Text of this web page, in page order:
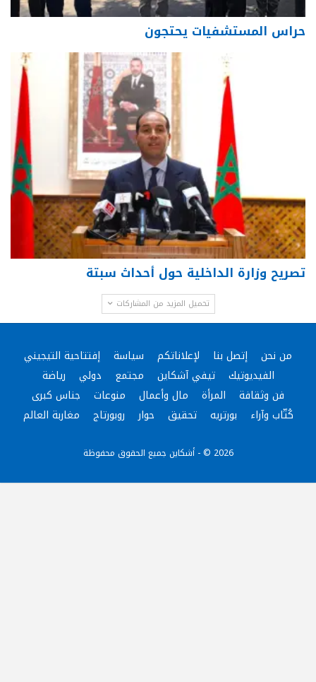
حراس المستشفيات يحتجون
تصريح وزارة الداخلية حول أحداث سبتة
تحميل المزيد من المشاركات
من نحن إتصل بنا لإعلاناتكم سياسة
إفتتاحية التيجيني
الفيديوتيك
تيفي آشكاين مجتمع دولي
رياضة
فن وثقافة
المرأة مال وأعمال منوعات
جناس كبرى
كُتّاب وآراء
بورتريه تحقيق حوار روبورتاج مغاربة العالم
2026 © - أشكاين جميع الحقوق محفوظة